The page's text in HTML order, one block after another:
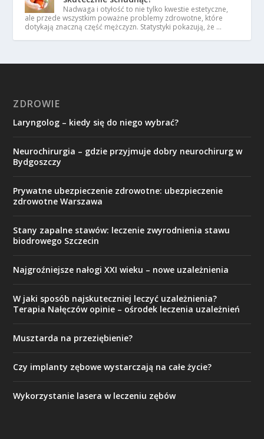
Nadwaga i otyłość to nie tylko kwestie estetyczne,
ale przede wszystkim poważne problemy zdrowotne, które
dotykają znaczną część mężczyzn. Statystyki pokazują, że …
ZDROWIE
Laryngolog – kiedy się do niego wybrać?
Neurochirurgia – gdzie przyjmuje dobry neurochirurg w
Bydgoszczy
Prywatne ubezpieczenie zdrowotne: ubezpieczenie
zdrowotne Warszawa
Stany zapalne stawów: leczenie zwyrodnienia stawu
biodrowego Szczecin
Najgroźniejsze nałogi XXI wieku – nowe uzależnienia
W jaki sposób najskuteczniej leczyć uzależnienia?
Terapia Nałęczów opinie – ośrodek leczenia uzależnień
Musztarda na przeziębienie?
Czy implanty zębowe wystarczają na całe życie?
Wykorzystanie lasera w leczeniu zębów